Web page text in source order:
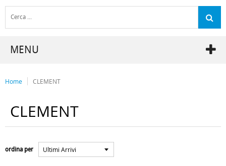
MENU
Home CLEMENT
CLEMENT
ordina per Ultimi Arrivi